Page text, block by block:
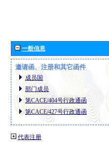
一般信息
邀请函、注册和其它函件
成员国
部门成员
第CACE/404号行政通函
第CACE/427号行政通函
代表注册